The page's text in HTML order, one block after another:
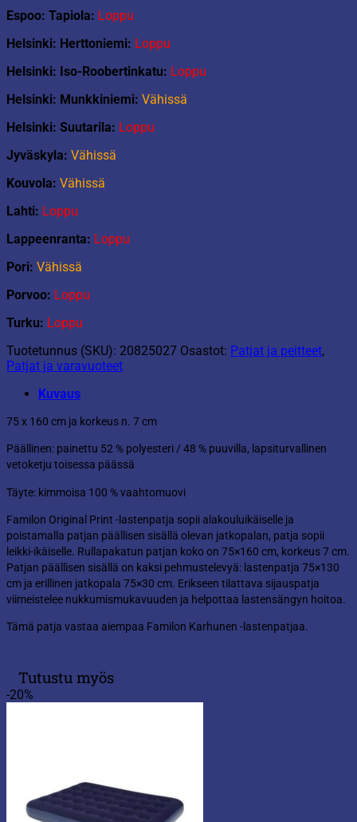
Espoo: Tapiola: Loppu
Helsinki: Herttoniemi: Loppu
Helsinki: Iso-Roobertinkatu: Loppu
Helsinki: Munkkiniemi: Vähissä
Helsinki: Suutarila: Loppu
Jyväskyla: Vähissä
Kouvola: Vähissä
Lahti: Loppu
Lappeenranta: Loppu
Pori: Vähissä
Porvoo: Loppu
Turku: Loppu
Tuotetunnus (SKU): 20825027 Osastot: Patjat ja peitteet,
Patjat ja varavuoteet
Kuvaus
75 x 160 cm ja korkeus n. 7 cm
Päällinen: painettu 52 % polyesteri / 48 % puuvilla, lapsiturvallinen
vetoketju toisessa päässä
Täyte: kimmoisa 100 % vaahtomuovi
Familon Original Print -lastenpatja sopii alakouluikäiselle ja
poistamalla patjan päällisen sisällä olevan jatkopalan, patja sopii
leikki-ikäiselle. Rullapakatun patjan koko on 75×160 cm, korkeus 7 cm.
Patjan päällisen sisällä on kaksi pehmustelevyä: lastenpatja 75×130
cm ja erillinen jatkopala 75×30 cm. Erikseen tilattava sijauspatja
viimeistelee nukkumismukavuuden ja helpottaa lastensängyn hoitoa.
Tämä patja vastaa aiempaa Familon Karhunen -lastenpatjaa.
Tutustu myös
-20%